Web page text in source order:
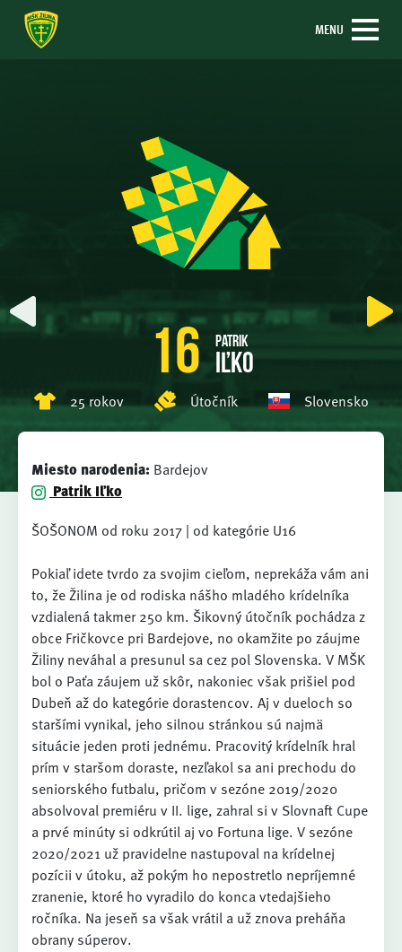
MENU
16 Patrik
Iľko
25 rokov Útočník Slovensko
Miesto narodenia: Bardejov
Patrik Iľko
ŠOŠONOM od roku 2017 | od kategórie U16
Pokiaľ idete tvrdo za svojim cieľom, neprekáža vám ani
to, že Žilina je od rodiska nášho mladého krídelníka
vzdialená takmer 250 km. Šikovný útočník pochádza z
obce Fričkovce pri Bardejove, no okamžite po záujme
Žiliny neváhal a presunul sa cez pol Slovenska. V MŠK
bol o Paťa záujem už skôr, nakoniec však prišiel pod
Dubeň až do kategórie dorastencov. Aj v dueloch so
staršími vynikal, jeho silnou stránkou sú najmä
situácie jeden proti jednému. Pracovitý krídelník hral
prím v staršom doraste, nezľakol sa ani prechodu do
seniorského futbalu, pričom v sezóne 2019/2020
absolvoval premiéru v II. lige, zahral si v Slovnaft Cupe
a prvé minúty si odkrútil aj vo Fortuna lige. V sezóne
2020/2021 už pravidelne nastupoval na krídelnej
pozícii v útoku, až pokým ho nepostretlo nepríjemné
zranenie, ktoré ho vyradilo do konca vtedajšieho
ročníka. Na jeseň sa však vrátil a už znova preháňa
obrany súperov.